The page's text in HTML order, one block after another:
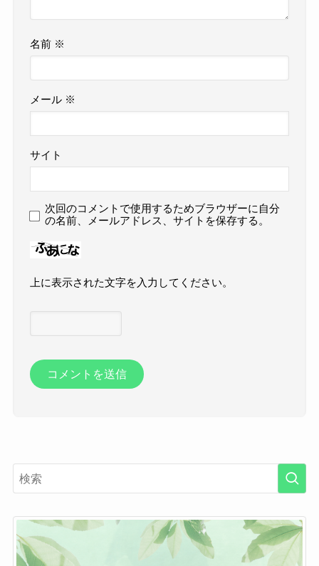
名前 ※
メール ※
サイト
次回のコメントで使用するためブラウザーに自分
の名前、メールアドレス、サイトを保存する。
上に表示された文字を入力してください。